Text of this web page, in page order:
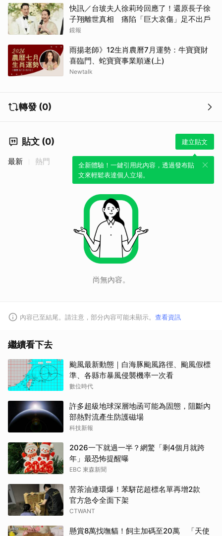
快訊／台玻夫人徐莉玲回應了！還原長子徐
子翔離世真相 痛陷「巨大哀傷」足不出戶
鏡報
雨揚老師》12生肖農曆7月運勢：牛寶寶財
喜臨門、蛇寶寶事業順遂(上)
Newtalk
轉發 (0)
貼文 (0) 建立貼文
全新體驗！一鍵引用此內容，透過發布貼
文來輕鬆表達個人立場。
最新 熱門
尚無內容。
內容已至結尾。請注意，部分內容可能未顯示。 查看資訊
繼續看下去
颱風最新動態｜白海豚颱風路徑、颱風假標
準、各縣市暴風侵襲機率一次看
數位時代
許多超級地球深層地函可能為固態，阻斷內
部熱對流產生防護磁場
科技新報
2026一下就過一半？網驚「剩4個月就跨
年」最恐怖提醒曝
EBC 東森新聞
苦茶油連環爆！苯駢芘超標名單再增2款
官方急令全面下架
CTWANT
懸賞8萬找嘸貓！飼主加碼至20萬 「天使